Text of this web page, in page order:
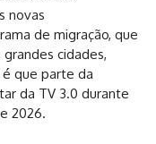
novas
de migração, que
cidades,
que parte da
da TV 3.0 durante
2026.